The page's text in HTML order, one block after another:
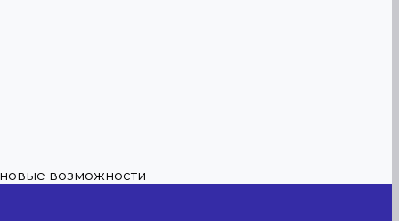
новые возможности